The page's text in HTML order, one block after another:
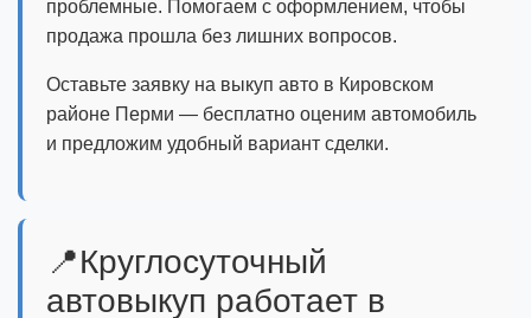
проблемные. Помогаем с оформлением, чтобы
продажа прошла без лишних вопросов.
Оставьте заявку на выкуп авто в Кировском
районе Перми — бесплатно оценим автомобиль
и предложим удобный вариант сделки.
📍Круглосуточный
автовыкуп работает в